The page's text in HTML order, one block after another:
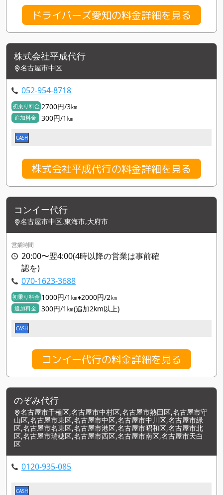
ドライバーズ愛知の料金詳細を見る
株式会社平成代行
名古屋市中区
052-954-8718
初乗り料金 2700円/3㎞
追加料金 300円/1㎞
CASH
株式会社平成代行の料金詳細を見る
コンイー代行
名古屋市中区,東海市,大府市
営業時間
20:00〜翌4:00(4時以降の営業は事前確
認を)
070-1623-3688
初乗り料金 1000円/1㎞♦2000円/2㎞
追加料金 300円/1㎞(追加2km以上)
CASH
コンイー代行の料金詳細を見る
のぞみ代行
名古屋市千種区,名古屋市中村区,名古屋市熱田区,名古屋市守
山区,名古屋市東区,名古屋市中区,名古屋市中川区,名古屋市緑
区,名古屋市名東区,名古屋市港区,名古屋市昭和区,名古屋市北
区,名古屋市瑞穂区,名古屋市西区,名古屋市南区,名古屋市天白
区
0120-935-085
CASH